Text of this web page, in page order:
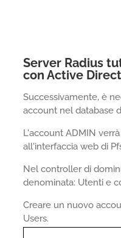
Server Radius
con Active
Successivamente, è
account nel database
L'account ADMIN
all'interfaccia web di
Nel controller di
denominata: Utenti e
Creare un nuovo
Users.